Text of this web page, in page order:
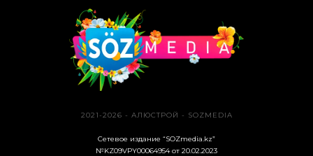
2021-2026 - АЛЮСТРОЙ - SOZMEDIA
Сетевое издание “SOZmedia.kz”
№KZ09VPY00064954 от 20.02.2023